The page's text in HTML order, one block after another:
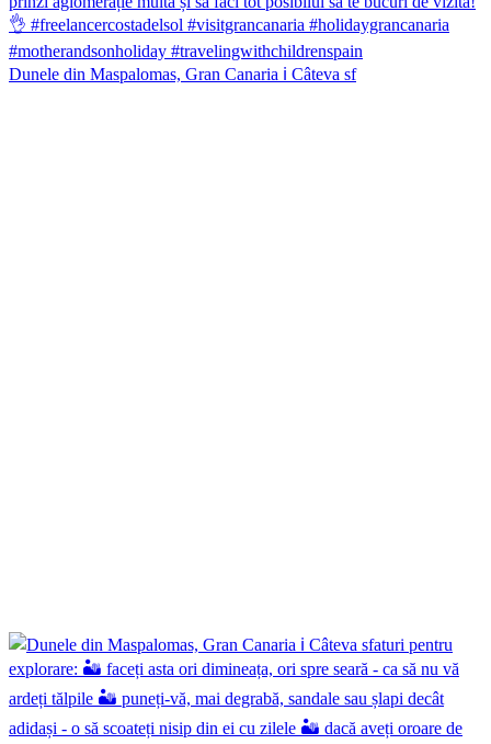
Dunele din Maspalomas, Gran Canaria ℹ️ Câteva sf